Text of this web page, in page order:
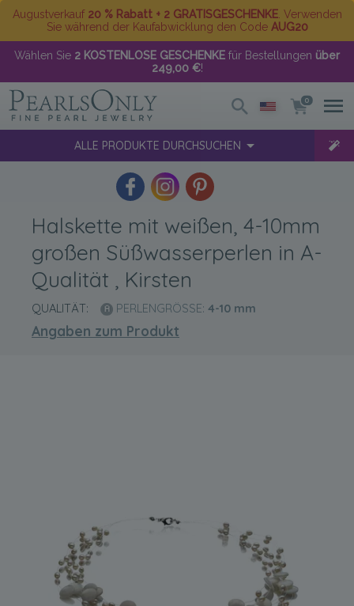
Augustverkauf 20 % Rabatt + 2 GRATISGESCHENKE. Verwenden
Sie während der Kaufabwicklung den Code AUG20
Wählen Sie 2 KOSTENLOSE GESCHENKE für Bestellungen über
249,00 €!
0
ALLE PRODUKTE DURCHSUCHEN
Halskette mit weißen, 4-10mm
großen Süßwasserperlen in A-
Qualität , Kirsten
QUALITÄT: PERLENGRÖSSE: 4-10 mm
Angaben zum Produkt